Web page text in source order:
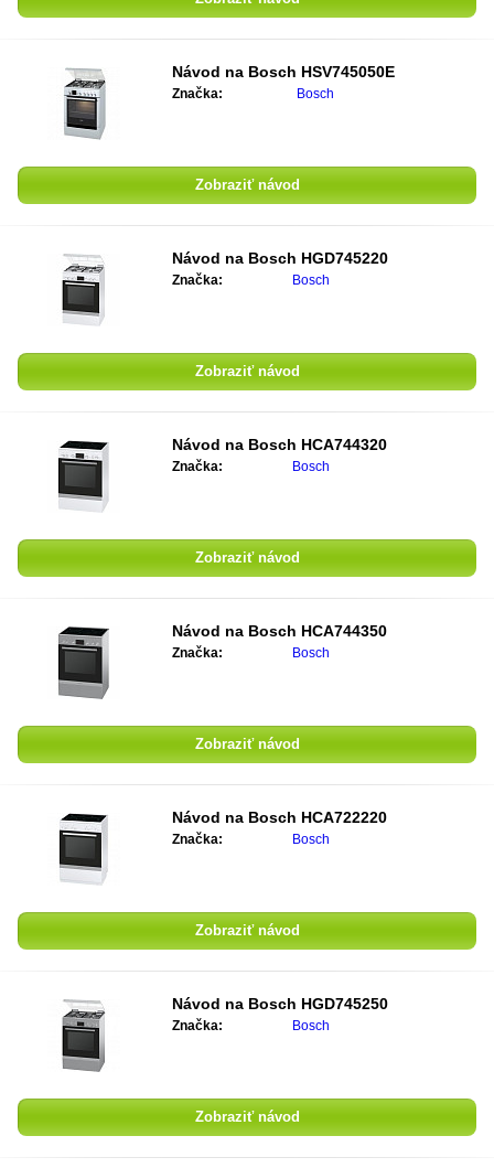
Návod na Bosch HSV745050E
Značka: Bosch
Zobraziť návod
Návod na Bosch HGD745220
Značka: Bosch
Zobraziť návod
Návod na Bosch HCA744320
Značka: Bosch
Zobraziť návod
Návod na Bosch HCA744350
Značka: Bosch
Zobraziť návod
Návod na Bosch HCA722220
Značka: Bosch
Zobraziť návod
Návod na Bosch HGD745250
Značka: Bosch
Zobraziť návod